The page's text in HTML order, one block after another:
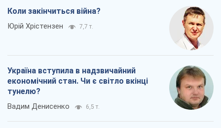
Коли закінчиться війна?
Юрій Хрістензен 7,7 т.
Україна вступила в надзвичайний
економічний стан. Чи є світло вкінці
тунелю?
Вадим Денисенко 6,5 т.